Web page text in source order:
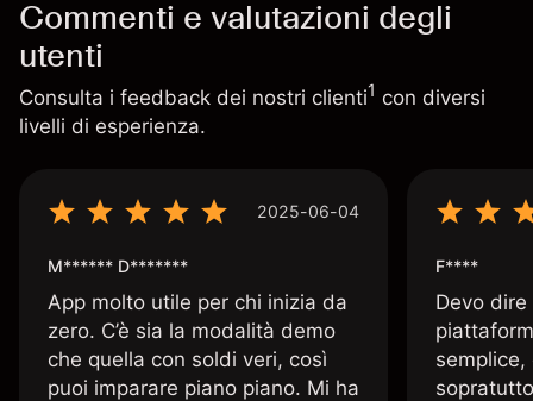
Commenti e valutazioni degli
utenti
Consulta i feedback dei nostri clienti1 con diversi
livelli di esperienza.
2025-06-04
M****** D*******
App molto utile per chi inizia da
zero. C’è sia la modalità demo
che quella con soldi veri, così
puoi imparare piano piano. Mi ha
F****
Devo